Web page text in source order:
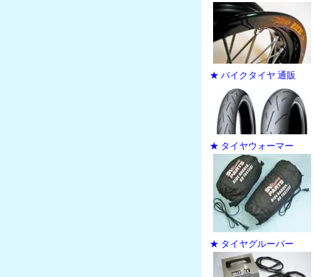
★ バイクタイヤ 通販
★ タイヤウォーマー
★ タイヤグルーバー